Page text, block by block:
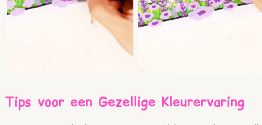
Tips voor een Gezellige Kleurervaring